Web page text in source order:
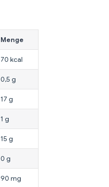
Menge
70 kcal
0,5 g
17 g
1 g
15 g
0 g
90 mg